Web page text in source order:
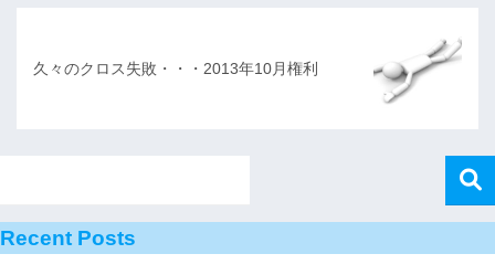
久々のクロス失敗・・・2013年10月権利
Recent Posts